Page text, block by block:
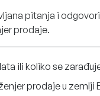
pitanja i
prodaje.
ili koliko se
prodaje u zemlji